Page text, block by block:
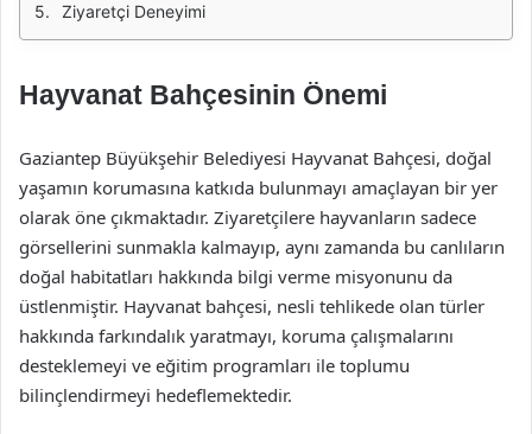
Ziyaretçi Deneyimi
Hayvanat Bahçesinin Önemi
Gaziantep Büyükşehir Belediyesi Hayvanat Bahçesi, doğal
yaşamın korumasına katkıda bulunmayı amaçlayan bir yer
olarak öne çıkmaktadır. Ziyaretçilere hayvanların sadece
görsellerini sunmakla kalmayıp, aynı zamanda bu canlıların
doğal habitatları hakkında bilgi verme misyonunu da
üstlenmiştir. Hayvanat bahçesi, nesli tehlikede olan türler
hakkında farkındalık yaratmayı, koruma çalışmalarını
desteklemeyi ve eğitim programları ile toplumu
bilinçlendirmeyi hedeflemektedir.